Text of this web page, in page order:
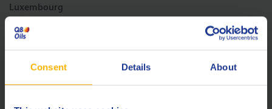
Consent Details About
Luxembourg
Email:
Tel: 00800 786 45735
00800 726 45739
between 8:00 AM and 05:00 PM